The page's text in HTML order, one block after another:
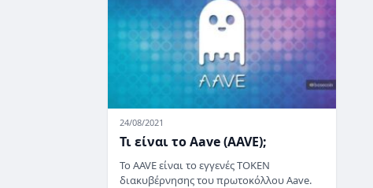
24/08/2021
Τι είναι το Aave (AAVE);
Το AAVE είναι το εγγενές TOKEN
διακυβέρνησης του πρωτοκόλλου Aave.